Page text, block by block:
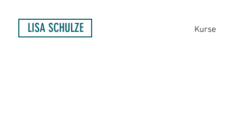
Kurse
LISA SCHULZE